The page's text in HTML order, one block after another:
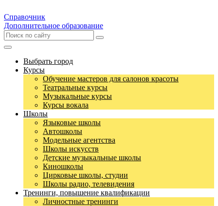
Справочник
Дополнительное образование
Выбрать город
Курсы
Обучение мастеров для салонов красоты
Театральные курсы
Музыкальные курсы
Курсы вокала
Школы
Языковые школы
Автошколы
Модельные агентства
Школы искусств
Детские музыкальные школы
Киношколы
Цирковые школы, студии
Школы радио, телевидения
Тренинги, повышение квалификации
Личностные тренинги